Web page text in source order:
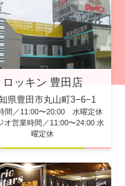
ロッキン 豊田店
県豊田市丸山町3−6−1
間／11:00〜20:00 水曜定休
オ営業時間／11:00〜24:00 水
曜定休